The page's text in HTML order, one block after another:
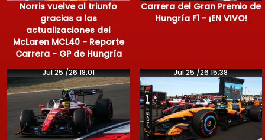
Norris vuelve al triunfo
gracias a las
actualizaciones del
McLaren MCL40 - Reporte
Carrera - GP de Hungría
Carrera del Gran Premio de
Hungría F1 - ¡EN VIVO!
Jul 25 /26 18:01 Jul 25 /26 15:38